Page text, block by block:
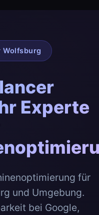
Wolfsburg
Experte
für
und Umgebung.
bei Google,